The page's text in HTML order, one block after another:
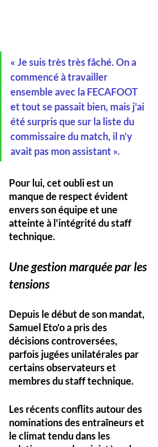
« Je suis très très fâché. On a
commencé à travailler
ensemble avec la FECAFOOT
et tout se passait bien, mais j'ai
été surpris que sur la liste du
commissaire du match, il n’y
avait pas mon assistant ».
Pour lui, cet oubli est un
manque de respect évident
envers son équipe et une
atteinte à l'intégrité du staff
technique.
Une gestion marquée par les
tensions
Depuis le début de son mandat,
Samuel Eto'o a pris des
décisions controversées,
parfois jugées unilatérales par
certains observateurs et
membres du staff technique.
Les récents conflits autour des
nominations des entraîneurs et
le climat tendu dans les